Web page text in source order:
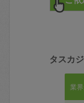
タスカ
業